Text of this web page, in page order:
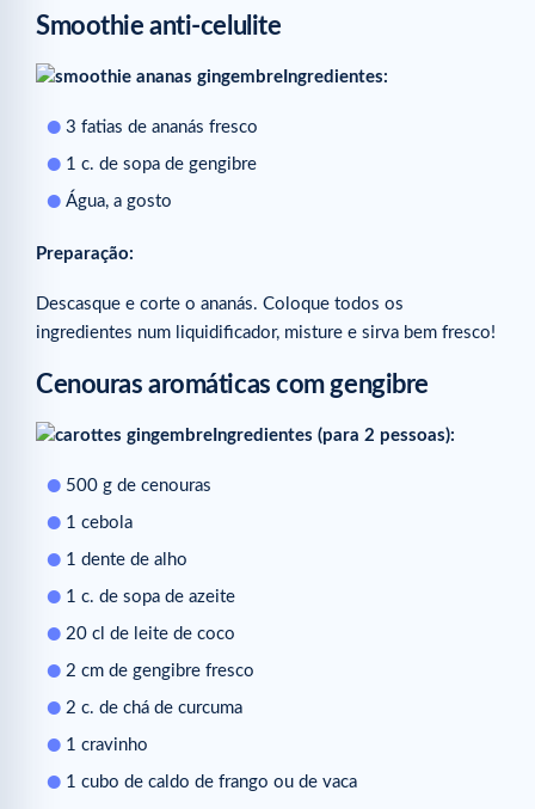
Smoothie anti-celulite
Ingredientes:
3 fatias de ananás fresco
1 c. de sopa de gengibre
Água, a gosto
Preparação:
Descasque e corte o ananás. Coloque todos os
ingredientes num liquidificador, misture e sirva bem fresco!
Cenouras aromáticas com gengibre
Ingredientes (para 2 pessoas):
500 g de cenouras
1 cebola
1 dente de alho
1 c. de sopa de azeite
20 cl de leite de coco
2 cm de gengibre fresco
2 c. de chá de curcuma
1 cravinho
1 cubo de caldo de frango ou de vaca